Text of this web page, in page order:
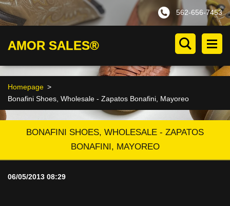
562-656-7453
AMOR SALES®
Homepage >
Bonafini Shoes, Wholesale - Zapatos Bonafini, Mayoreo
BONAFINI SHOES, WHOLESALE - ZAPATOS
BONAFINI, MAYOREO
06/05/2013 08:29